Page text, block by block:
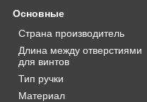
Основные
Страна производитель
Длина между отверстиями
для винтов
Тип ручки
Материал